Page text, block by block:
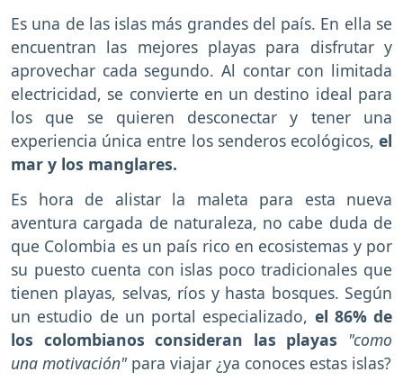
Es una de las islas más grandes del país. En ella se
encuentran las mejores playas para disfrutar y
aprovechar cada segundo. Al contar con limitada
electricidad, se convierte en un destino ideal para
los que se quieren desconectar y tener una
experiencia única entre los senderos ecológicos, el
mar y los manglares.
Es hora de alistar la maleta para esta nueva
aventura cargada de naturaleza, no cabe duda de
que Colombia es un país rico en ecosistemas y por
su puesto cuenta con islas poco tradicionales que
tienen playas, selvas, ríos y hasta bosques. Según
un estudio de un portal especializado, el 86% de
los colombianos consideran las playas "como
una motivación" para viajar ¿ya conoces estas islas?